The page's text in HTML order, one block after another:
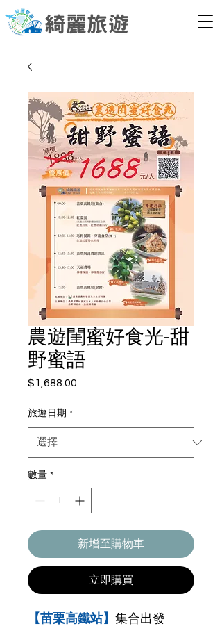
農遊閨蜜好食光-甜
野蜜語
$1,688.00
旅遊日期 *
數量 *
新增至購物車
立即購買
【苗栗高鐵站】 集合出發